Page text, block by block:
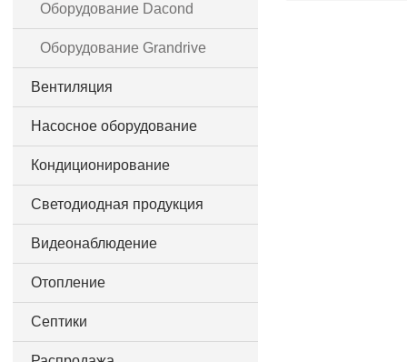
Оборудование Dacond
Оборудование Grandrive
Вентиляция
Насосное оборудование
Кондиционирование
Светодиодная продукция
Видеонаблюдение
Отопление
Септики